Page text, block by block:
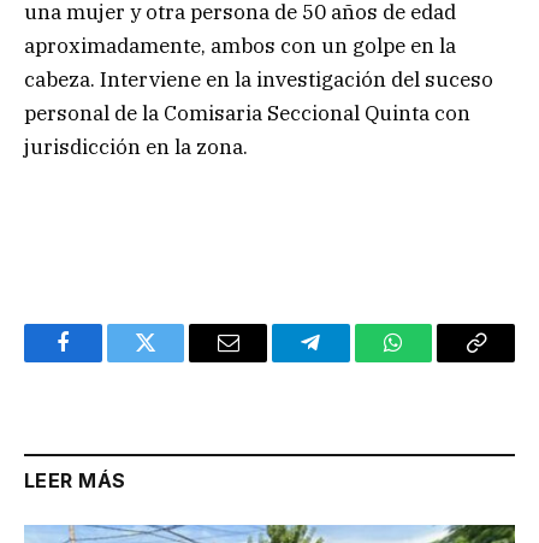
una mujer y otra persona de 50 años de edad
aproximadamente, ambos con un golpe en la
cabeza. Interviene en la investigación del suceso
personal de la Comisaria Seccional Quinta con
jurisdicción en la zona.
FacebookTwitter Email TelegramWhatsAppCopy
LEER MÁS